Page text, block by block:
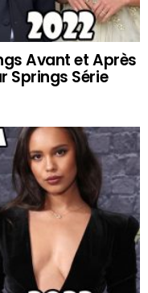
Avant et Après
Springs Série